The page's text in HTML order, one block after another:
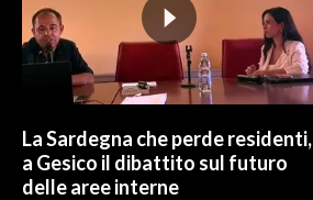
La Sardegna che perde residenti,
a Gesico il dibattito sul futuro
delle aree interne